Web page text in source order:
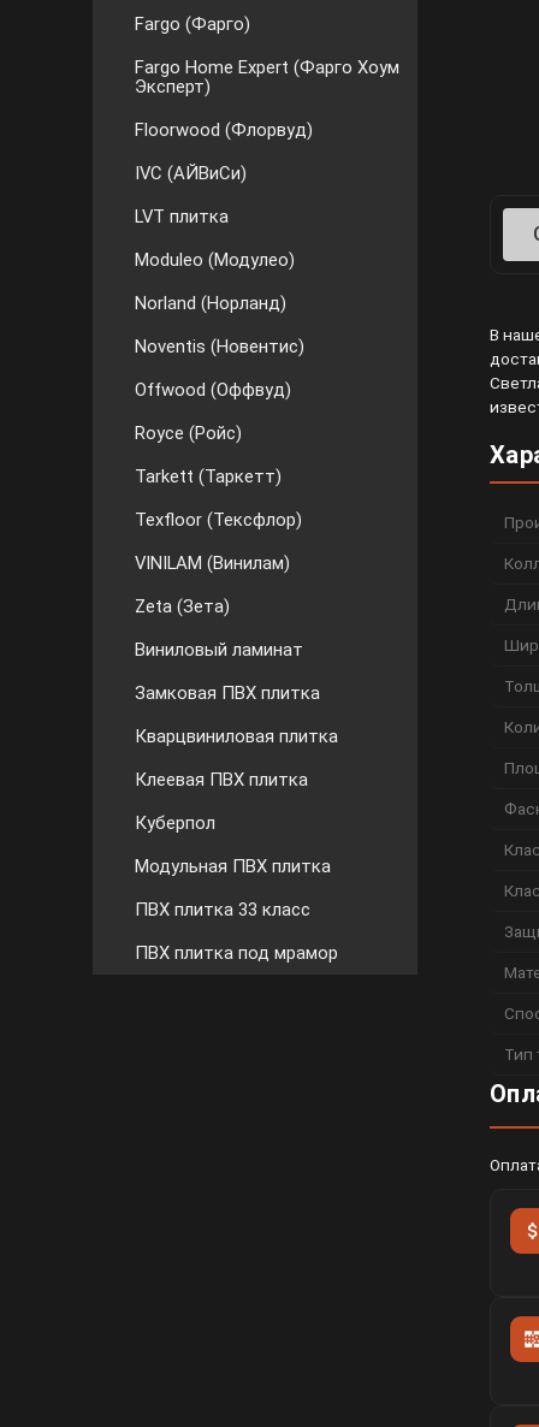
Fargo (Фарго)
Fargo Home Expert (Фарго Хоум
Эксперт)
Floorwood (Флорвуд)
IVC (АЙВиСи)
LVT плитка
Moduleo (Модулео)
Norland (Норланд)
Noventis (Новентис)
Offwood (Оффвуд)
Royce (Ройс)
Tarkett (Таркетт)
Texfloor (Тексфлор)
VINILAM (Винилам)
Zeta (Зета)
Виниловый ламинат
Замковая ПВХ плитка
Кварцвиниловая плитка
Клеевая ПВХ плитка
Куберпол
Модульная ПВХ плитка
ПВХ плитка 33 класс
ПВХ плитка под мрамор
В
Тип